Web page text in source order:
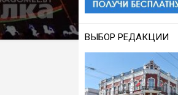
ВЫБОР РЕДАКЦИИ